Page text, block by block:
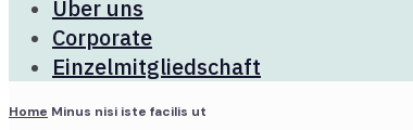
Über uns
Corporate
Einzelmitgliedschaft
Home Minus nisi iste facilis ut